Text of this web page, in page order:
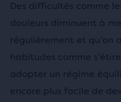
Des difficultés comme
douleurs diminuent à
régulièrement et qu’on
habitudes comme
adopter un régime
encore plus facile de